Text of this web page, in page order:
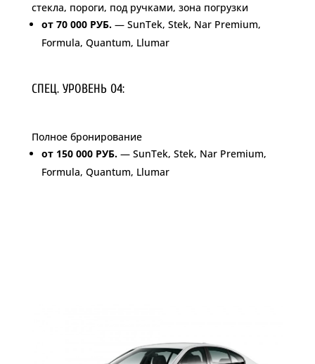
стекла, пороги, под ручками, зона погрузки
от 70 000 РУБ.— SunTek, Stek, Nar Premium,
Formula, Quantum, Llumar
СПЕЦ. УРОВЕНЬ 04:
Полное бронирование
от 150 000 РУБ.— SunTek, Stek, Nar Premium,
Formula, Quantum, Llumar